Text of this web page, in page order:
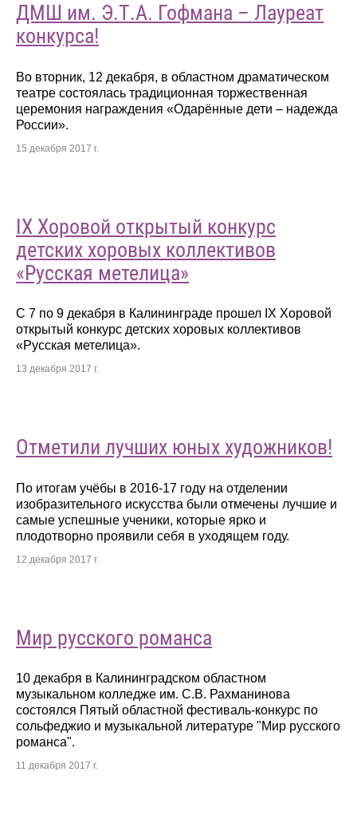
ДМШ им. Э.Т.А. Гофмана – Лауреат
конкурса!
Во вторник, 12 декабря, в областном драматическом
театре состоялась традиционная торжественная
церемония награждения «Одарённые дети – надежда
России».
15 декабря 2017 г.
IX Хоровой открытый конкурс
детских хоровых коллективов
«Русская метелица»
С 7 по 9 декабря в Калининграде прошел IX Хоровой
открытый конкурс детских хоровых коллективов
«Русская метелица».
13 декабря 2017 г.
Отметили лучших юных художников!
По итогам учёбы в 2016-17 году на отделении
изобразительного искусства были отмечены лучшие и
самые успешные ученики, которые ярко и
плодотворно проявили себя в уходящем году.
12 декабря 2017 г.
Мир русского романса
10 декабря в Калининградском областном
музыкальном колледже им. С.В. Рахманинова
состоялся Пятый областной фестиваль-конкурс по
сольфеджио и музыкальной литературе "Мир русского
романса".
11 декабря 2017 г.